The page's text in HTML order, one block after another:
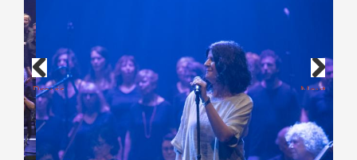
Previous Next